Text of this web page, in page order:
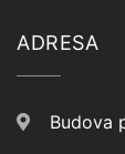
ADRESA
Budova